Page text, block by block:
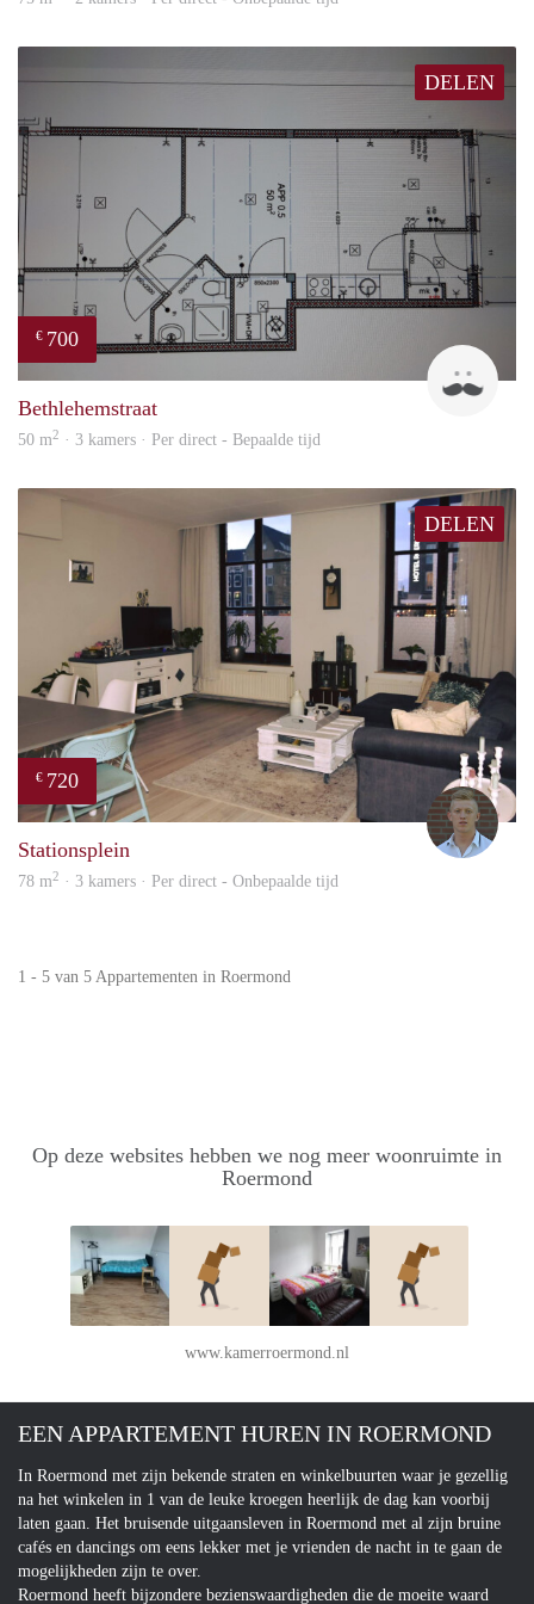
DELEN
€ 700
Bethlehemstraat
50 m2 · 3 kamers · Per direct - Bepaalde tijd
DELEN
€ 720
Tom
Stationsplein
78 m2 · 3 kamers · Per direct - Onbepaalde tijd
1 - 5 van 5 Appartementen in Roermond
Op deze websites hebben we nog meer woonruimte in
Roermond
www.kamerroermond.nl
EEN APPARTEMENT HUREN IN ROERMOND
In Roermond met zijn bekende straten en winkelbuurten waar je gezellig
na het winkelen in 1 van de leuke kroegen heerlijk de dag kan voorbij
laten gaan. Het bruisende uitgaansleven in Roermond met al zijn bruine
cafés en dancings om eens lekker met je vrienden de nacht in te gaan de
mogelijkheden zijn te over.
Roermond heeft bijzondere bezienswaardigheden die de moeite waard